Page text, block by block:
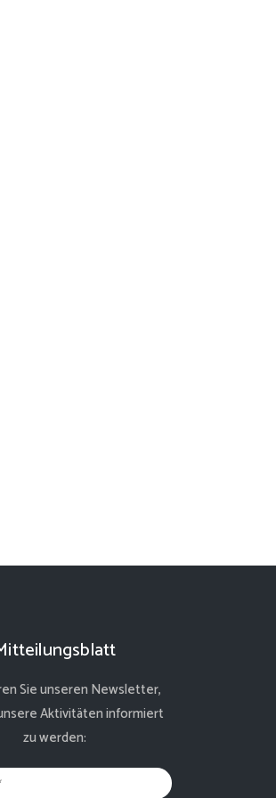
Sie unseren Newsletter,
Aktivitäten informiert
zu werden: